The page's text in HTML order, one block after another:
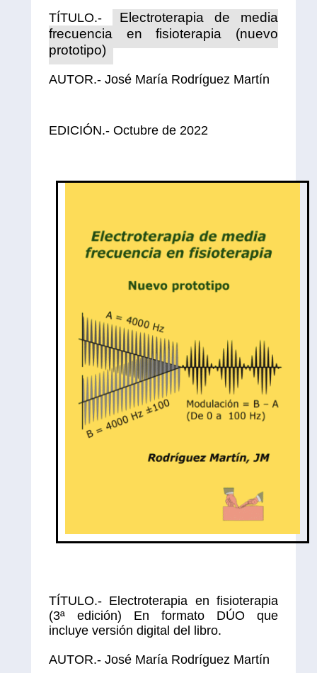
TÍTULO.-
Electroterapia de media
frecuencia en fisioterapia (nuevo
prototipo)
AUTOR.- José María Rodríguez Martín
EDICIÓN.- Octubre de 2022
TÍTULO.- Electroterapia en fisioterapia
(3ª edición) En formato DÚO que
incluye versión digital del libro.
AUTOR.- José María Rodríguez Martín